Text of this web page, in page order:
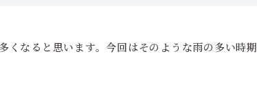
くなると思います。今回はそのような雨の多い時期